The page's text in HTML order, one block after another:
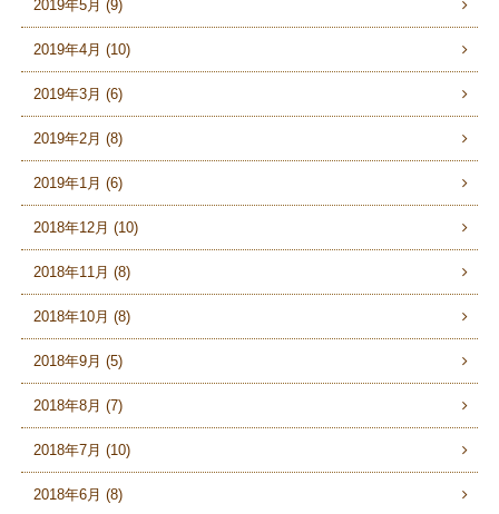
2019年5月 (9)
2019年4月 (10)
2019年3月 (6)
2019年2月 (8)
2019年1月 (6)
2018年12月 (10)
2018年11月 (8)
2018年10月 (8)
2018年9月 (5)
2018年8月 (7)
2018年7月 (10)
2018年6月 (8)